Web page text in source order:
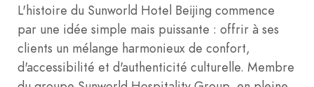
L'histoire du Sunworld Hotel Beijing commence
par une idée simple mais puissante : offrir à ses
clients un mélange harmonieux de confort,
d'accessibilité et d'authenticité culturelle. Membre